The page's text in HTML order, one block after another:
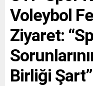
Voleybol
Ziyaret:
Birliği Şart”